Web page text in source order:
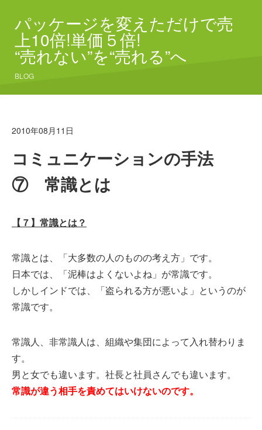
パッケージを変えただけで売
上10倍!単価５倍!
“売れない”を“売れる”へ
BLOG
2010年08月11日
コミュニケーションの手法
⑦ 常識とは
【７】常識とは？
常識とは、「大多数の人のものの考え方」です。
日本では、「泥棒はよくないよね」が常識です。
しかしインドでは、「盗られる方が悪いよ」というのが
常識です。
常識人、非常識人は、組織や集団によって入れ替わりま
す。
男と女でも違います。社長と社員さんでも違います。
常識が違う相手を責めてはいけないのです。